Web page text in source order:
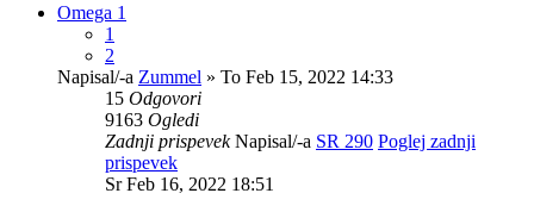
Omega 1
1
2
Napisal/-a Zummel » To Feb 15, 2022 14:33
15 Odgovori
9163 Ogledi
Zadnji prispevekNapisal/-a SR 290 Poglej zadnji
prispevek
Sr Feb 16, 2022 18:51